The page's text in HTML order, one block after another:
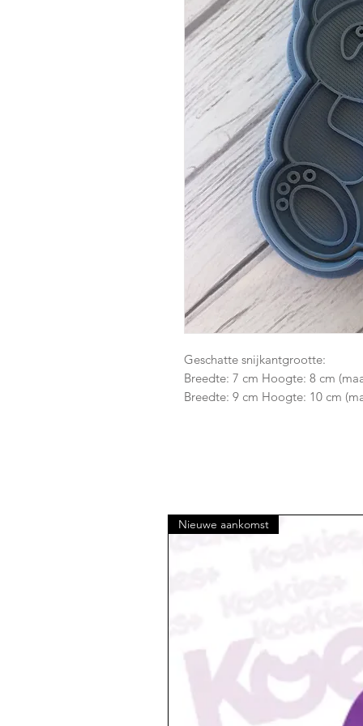
Geschatte snijkantgrootte:
Breedte: 7 cm Hoogte: 8 cm
Breedte: 9 cm Hoogte: 10 cm
Nieuwe aankomst